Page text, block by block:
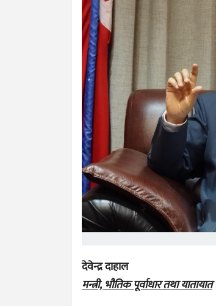
देवेन्द्र दाहाल
मन्त्री, भौतिक पूर्वाधार तथा यातायात